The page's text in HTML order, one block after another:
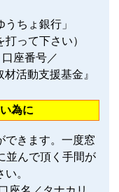
ちょ銀行」
って下さい）
座番号／
活動支援基金』
為に
できます。一度窓
並んで頂く手間が
。